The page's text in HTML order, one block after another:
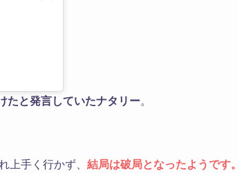
たと発言していたナタリー。
上手く行かず、 結局は破局となったようです。